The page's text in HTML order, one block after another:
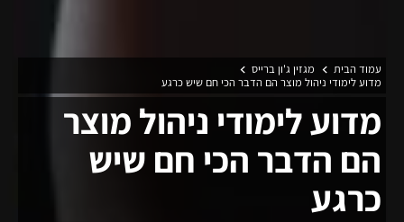
עמוד הבית
מגזין ג'ון ברייס
מדוע לימודי ניהול מוצר הם הדבר הכי חם שיש כרגע
מדוע לימודי ניהול מוצר
הם הדבר הכי חם שיש
כרגע